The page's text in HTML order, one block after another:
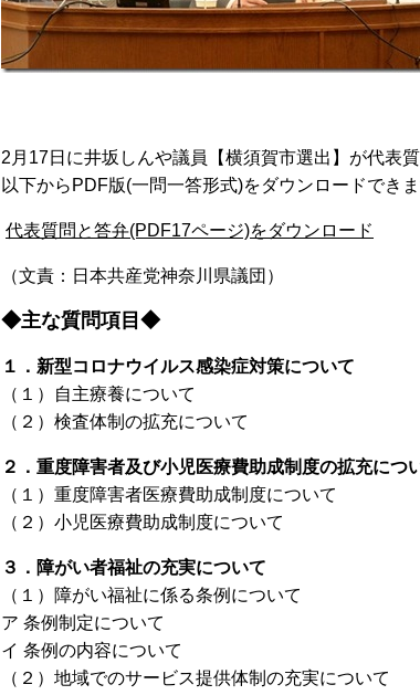
2月17日に井坂しんや議員【横須賀市選出】が代表質
以下からPDF版(一問一答形式)をダウンロードでき
代表質問と答弁(PDF17ページ)をダウンロード
（文責：日本共産党神奈川県議団）
◆主な質問項目◆
１．新型コロナウイルス感染症対策について
（１）自主療養について
（２）検査体制の拡充について
２．重度障害者及び小児医療費助成制度の拡充につ
（１）重度障害者医療費助成制度について
（２）小児医療費助成制度について
３．障がい者福祉の充実について
（１）障がい福祉に係る条例について
ア 条例制定について
イ 条例の内容について
（２）地域でのサービス提供体制の充実について